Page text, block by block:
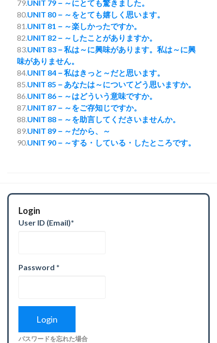
79.UNIT 79－～にとても驚きました。
80.UNIT 80－～をとても嬉しく思います。
81.UNIT 81－～楽しかったですか。
82.UNIT 82－～したことがありますか。
83.UNIT 83－私は～に興味があります。私は～に興
味がありません。
84.UNIT 84－私はきっと～だと思います。
85.UNIT 85－あなたは～についてどう思いますか。
86.UNIT 86－～はどういう意味ですか。
87.UNIT 87－～をご存知じですか。
88.UNIT 88－～を助言してくださいませんか。
89.UNIT 89－～だから、～
90.UNIT 90－～する・している・したところです。
Login
User ID (Email)*
Password *
パスワードを忘れた場合